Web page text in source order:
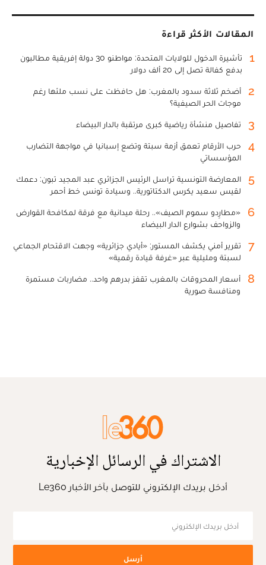
المقالات الأكثر قراءة
1
تأشيرة الدخول للولايات المتحدة: مواطنو 30 دولة إفريقية مطالبون
بدفع كفالة تصل إلى 20 ألف دولار
2
أضخم ثلاثة سدود بالمغرب: هل حافظت على نسب ملئها رغم
موجات الحر الصيفية؟
3 تفاصيل منشأة رياضية كبرى مرتقبة بالدار البيضاء
4
حرب الأرقام تعمق أزمة سبتة وتضع إسبانيا في مواجهة التضارب
المؤسساتي
5
المعارضة التونسية تراسل الرئيس الجزائري عبد المجيد تبون: دعمك
لقيس سعيد يكرس الدكتاتورية.. وسيادة تونس خط أحمر
6
«مطارِدو سموم الصيف».. رحلة ميدانية مع فرقة لمكافحة القوارض
والزواحف بشوارع الدار البيضاء
7
تقرير أمني يكشف المستور: «أيادي جزائرية» وجهت الاقتحام الجماعي
لسبتة ومليلية عبر «غرفة قيادة رقمية»
8
أسعار المحروقات بالمغرب تقفز بدرهم واحد.. مضاربات مستمرة
ومنافسة صورية
الاشتراك في الرسائل الإخبارية
أدخل بريدك الإلكتروني للتوصل بآخر الأخبار Le360
أرسل